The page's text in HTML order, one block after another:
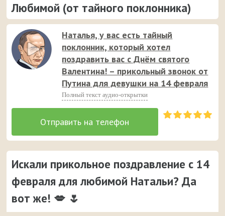
Любимой (от тайного поклонника)
Наталья, у вас есть тайный
поклонник, который хотел
поздравить вас с Днём святого
Валентина! – прикольный звонок от
Путина для девушки на 14 февраля
Полный текст аудио-открытки
Искали прикольное поздравление с 14
февраля для любимой Натальи? Да
вот же! 💋 🌷